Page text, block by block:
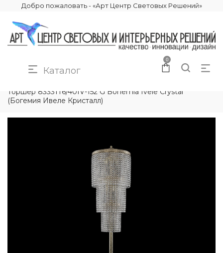
Добро пожаловать - «Арт Центр Световых Решений»
Каталог
0
Торшер 83331T6/40IV-152 G Bohemia Ivele Crystal
(Богемия Ивеле Кристалл)